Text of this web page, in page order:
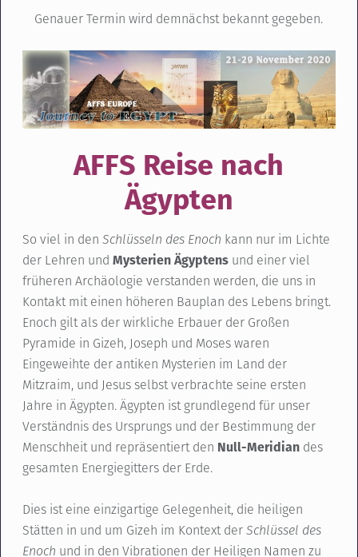
Genauer Termin wird demnächst bekannt gegeben.
AFFS Reise nach
Ägypten
So viel in den Schlüsseln des Enoch kann nur im Lichte
der Lehren und Mysterien Ägyptensund einer viel
früheren Archäologie verstanden werden, die uns in
Kontakt mit einen höheren Bauplan des Lebens bringt.
Enoch gilt als der wirkliche Erbauer der Großen
Pyramide in Gizeh, Joseph und Moses waren
Eingeweihte der antiken Mysterien im Land der
Mitzraim, und Jesus selbst verbrachte seine ersten
Jahre in Ägypten. Ägypten ist grundlegend für unser
Verständnis des Ursprungs und der Bestimmung der
Menschheit und repräsentiert den Null-Meridiandes
gesamten Energiegitters der Erde.
Dies ist eine einzigartige Gelegenheit, die heiligen
Stätten in und um Gizeh im Kontext derSchlüssel des
Enoch und in den Vibrationen der Heiligen Namen zu